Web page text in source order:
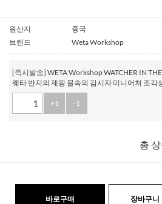
원산지
중국
브랜드
Weta Workshop
[즉시발송] WETA Workshop WATCHER IN
웨타 반지의 제왕 물속의 감시자 미니어처 조각
+1 -1
총
바로구매 장바구니